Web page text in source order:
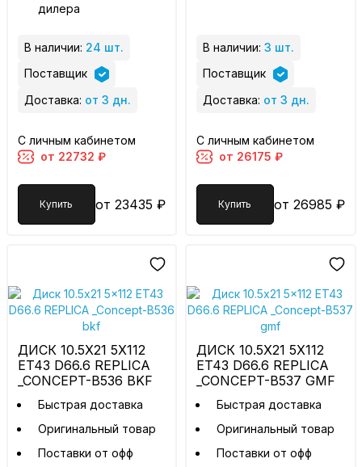
дилера
В наличии: 24 шт.
Поставщик
Доставка: от 3 дн.
С личным кабинетом
от 22732 ₽
Купить от 23435 ₽
В наличии: 3 шт.
Поставщик
Доставка: от 3 дн.
С личным кабинетом
от 26175 ₽
Купить от 26985 ₽
ДИСК 10.5X21 5X112
ET43 D66.6 REPLICA
_CONCEPT-B536 BKF
Быстрая доставка
Оригинальный товар
Поставки от офф
ДИСК 10.5X21 5X112
ET43 D66.6 REPLICA
_CONCEPT-B537 GMF
Быстрая доставка
Оригинальный товар
Поставки от офф